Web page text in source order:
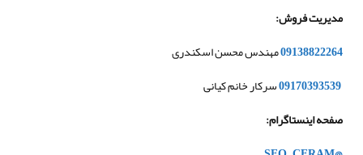
مدیریت فروش:
09138822264مهندس محسن اسکندری
09170393539سرکار خانم کیانی
صفحه اینستاگرام: